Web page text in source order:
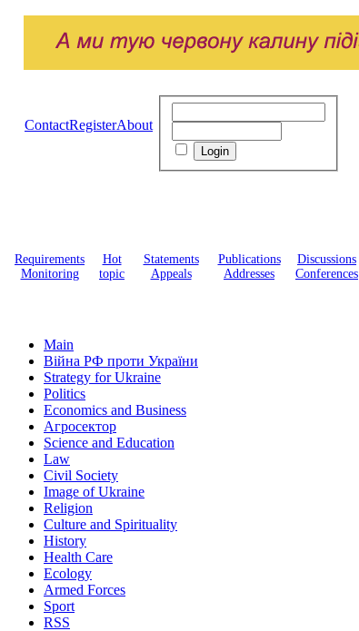
ContactRegisterAbout
Requirements
Monitoring
Hot
topic
Statements
Appeals
Publications
Addresses
Discussions
Conferences
Main
Війна РФ проти України
Strategy for Ukraine
Politics
Economics and Business
Агросектор
Science and Education
Law
Civil Society
Image of Ukraine
Religion
Culture and Spirituality
History
Health Care
Ecology
Armed Forces
Sport
RSS